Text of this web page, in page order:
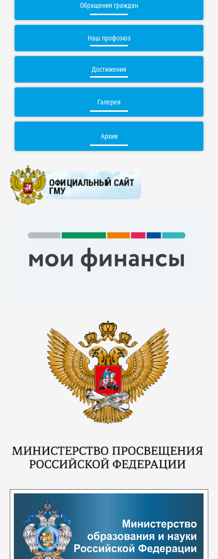
Обращения граждан
Наш профсоюз
Достижения
Галерея
Архив